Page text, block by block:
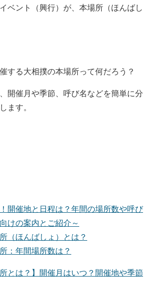
ベント（興行）が、本場所（ほんばし
する大相撲の本場所って何だろう？
開催月や季節、呼び名などを簡単に分
ます。
開催地と日程は？年間の場所数や呼び
けの案内とご紹介～
（ほんばしょ）とは？
：年間場所数は？
とは？】開催月はいつ？開催地や季節